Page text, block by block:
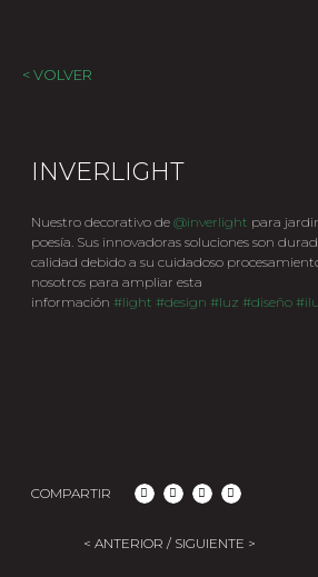
< VOLVER
INVERLIGHT
Nuestro decorativo de @inverlight para
poesía. Sus innovadoras soluciones son
calidad debido a su cuidadoso
nosotros para ampliar esta
información #light #design #luz #diseño
COMPARTIR
< ANTERIOR / SIGUIENTE >